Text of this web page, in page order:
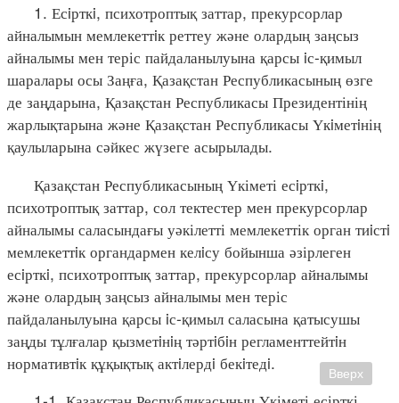
1. Есiрткi, психотроптық заттар, прекурсорлар
айналымын мемлекеттiк реттеу және олардың заңсыз
айналымы мен теріс пайдаланылуына қарсы iс-қимыл
шаралары осы Заңға, Қазақстан Республикасының өзге
де заңдарына, Қазақстан Республикасы Президентінің
жарлықтарына және Қазақстан Республикасы Үкiметiнің
қаулыларына сәйкес жүзеге асырылады.
Қазақстан Республикасының Үкіметі есiрткi,
психотроптық заттар, сол тектестер мен прекурсорлар
айналымы саласындағы уәкілетті мемлекеттік орган тиiстi
мемлекеттiк органдармен келiсу бойынша әзірлеген
есiрткi, психотроптық заттар, прекурсорлар айналымы
және олардың заңсыз айналымы мен теріс
пайдаланылуына қарсы iс-қимыл саласына қатысушы
заңды тұлғалар қызметiнiң тәртiбiн регламенттейтiн
нормативтiк құқықтық актiлердi бекiтедi.
Вверх